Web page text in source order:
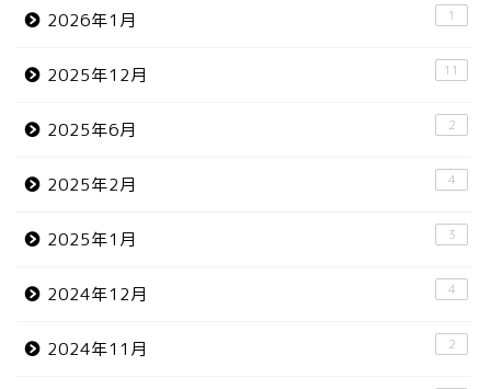
2026年1月 1
2025年12月 11
2025年6月 2
2025年2月 4
2025年1月 3
2024年12月 4
2024年11月 2